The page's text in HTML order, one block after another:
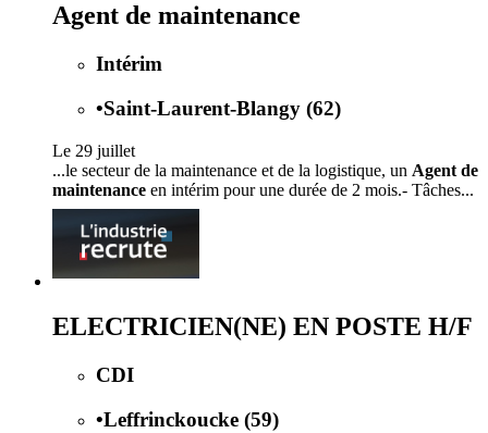
Agent de maintenance
Intérim
•Saint-Laurent-Blangy (62)
Le 29 juillet
...le secteur de la maintenance et de la logistique, un Agent de
maintenance en intérim pour une durée de 2 mois.- Tâches...
ELECTRICIEN(NE) EN POSTE H/F
CDI
•Leffrinckoucke (59)